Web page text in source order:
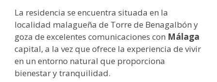
La residencia se encuentra situada en la
localidad malagueña de Torre de Benagalbón y
goza de excelentes comunicaciones con Málaga
capital, a la vez que ofrece la experiencia de vivir
en un entorno natural que proporciona
bienestar y tranquilidad.